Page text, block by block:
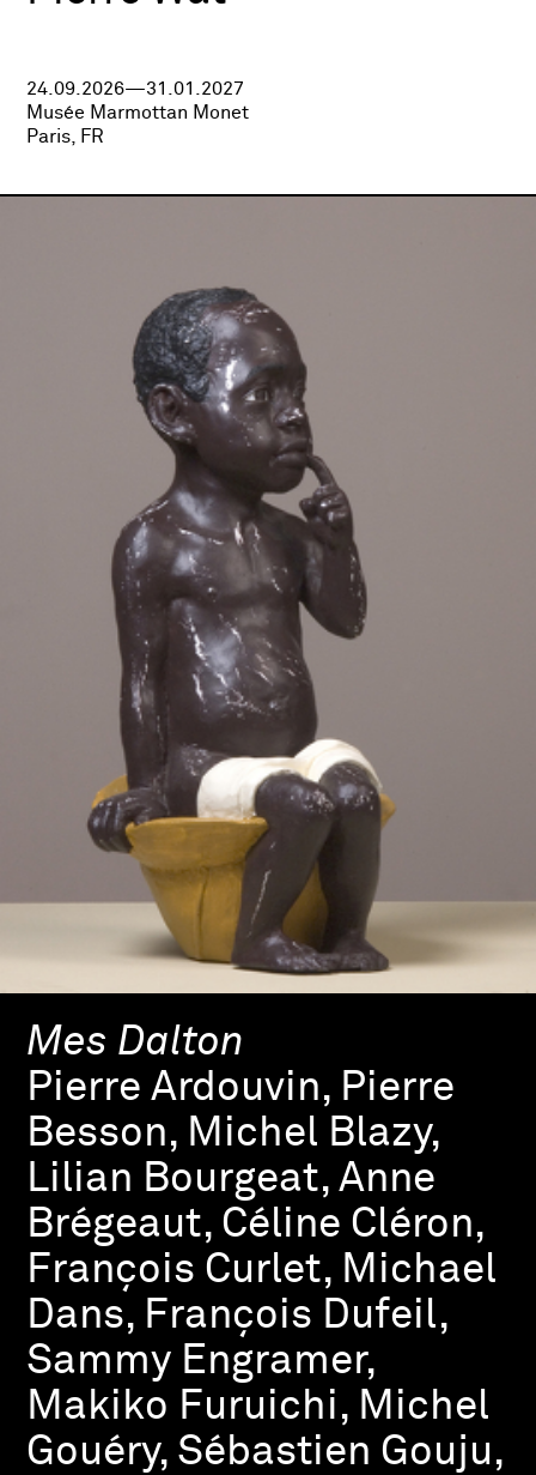
24.09.2026—31.01.2027
Musée Marmottan Monet
Paris, FR
Mes Dalton
Pierre Ardouvin, Pierre
Besson, Michel Blazy,
Lilian Bourgeat, Anne
Brégeaut, Céline Cléron,
François Curlet, Michael
Dans, François Dufeil,
Sammy Engramer,
Makiko Furuichi, Michel
Gouéry, Sébastien Gouju,